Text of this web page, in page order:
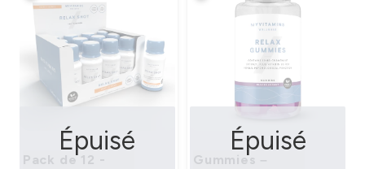
Pack de 12 -
Épuisé
Gummies –
Épuisé